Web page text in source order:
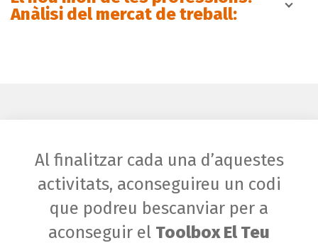
Anàlisi del mercat de treball:
Al finalitzar cada una d’aquestes
activitats, aconseguireu un codi
que podreu bescanviar per a
aconseguir el Toolbox El Teu